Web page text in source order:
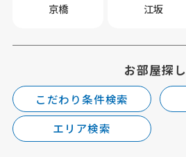
京橋 江坂
お部屋探し
こだわり条件検索
エリア検索